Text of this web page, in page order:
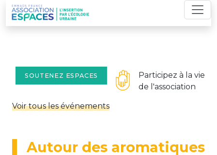
Skip
to
content
SOUTENEZ ESPACES
Participez à la vie
de l'association
Voir tous les événements
Autour des aromatiques